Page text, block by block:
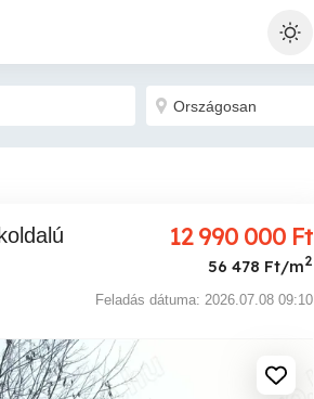
12 990 000 Ft
56 478 Ft/m2
Feladás dátuma: 2026.07.08 09:10